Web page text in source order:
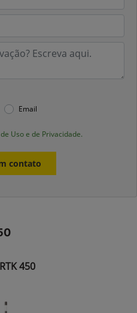
Email
Uso e de Privacidade.
contato
450